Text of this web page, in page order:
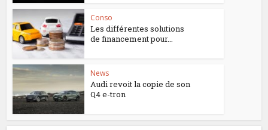
Conso
Les différentes solutions
de financement pour...
News
Audi revoit la copie de son
Q4 e-tron